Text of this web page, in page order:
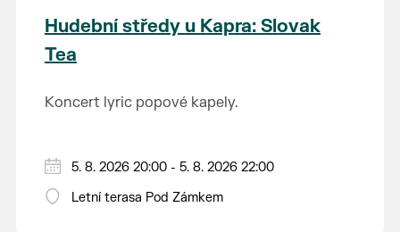
Hudební středy u Kapra: Slovak
Tea
Koncert lyric popové kapely.
5. 8. 2026 20:00 - 5. 8. 2026 22:00
Letní terasa Pod Zámkem